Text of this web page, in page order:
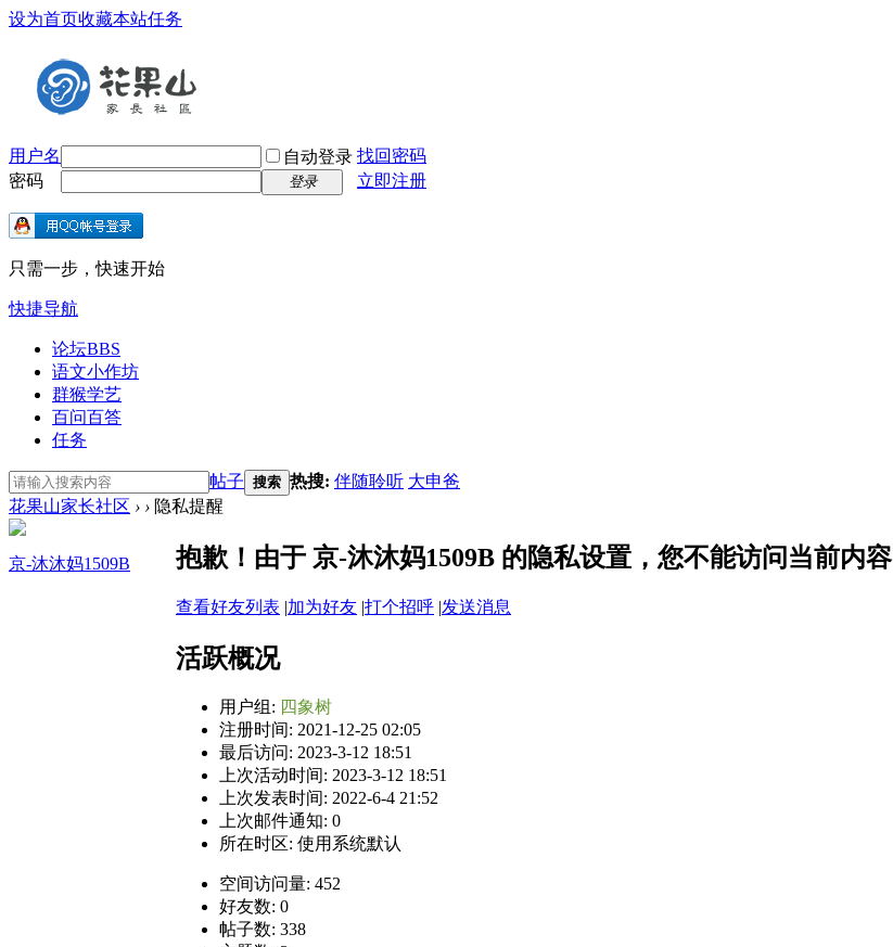
设为首页收藏本站任务
用户名 自动登录 找回密码
密码
登录 立即注册
只需一步，快速开始
快捷导航
论坛BBS
语文小作坊
群猴学艺
百问百答
任务
帖子 搜索 热搜: 伴随聆听 大申爸
花果山家长社区 › › 隐私提醒
京-沐沐妈1509B 抱歉！由于 京-沐沐妈1509B 的隐私设置，您不能访问当前内容
查看好友列表 |加为好友 |打个招呼 |发送消息
活跃概况
用户组: 四象树
注册时间: 2021-12-25 02:05
最后访问: 2023-3-12 18:51
上次活动时间: 2023-3-12 18:51
上次发表时间: 2022-6-4 21:52
上次邮件通知: 0
所在时区: 使用系统默认
空间访问量: 452
好友数: 0
帖子数: 338